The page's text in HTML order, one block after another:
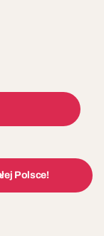
Polsce!